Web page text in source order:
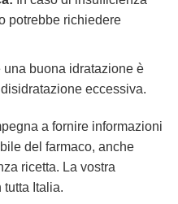
potrebbe richiedere
una buona idratazione è
eccessiva.
a fornire informazioni
del farmaco, anche
ricetta. La vostra
tutta Italia.